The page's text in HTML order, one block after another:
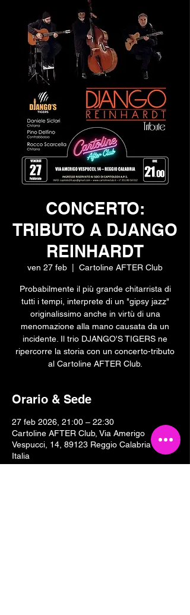
CONCERTO:
TRIBUTO A DJANGO
REINHARDT
ven 27 feb Cartoline AFTER Club
Probabilmente il più grande chitarrista di
tutti i tempi, interprete di un "gipsy jazz"
originalissimo anche in virtù di una
menomazione alla mano causata da un
incidente. Il trio DJANGO'S TIGERS ne
ripercorre la storia con un concerto-tributo
al Cartoline AFTER Club.
Orario & Sede
27 feb 2026, 21:00 – 22:30
Cartoline AFTER Club, Via Amerigo
Vespucci, 14, 89123 Reggio Calabria RC,
Italia